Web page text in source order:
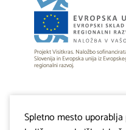
Projekt Visitkras. Naložbo
Slovenija in Evropska unija iz
regionalni razvoj.
Spletno mesto